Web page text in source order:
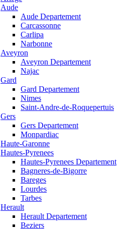
Aude
Aude Departement
Carcassonne
Carlipa
Narbonne
Aveyron
Aveyron Departement
Najac
Gard
Gard Departement
Nimes
Saint-Andre-de-Roquepertuis
Gers
Gers Departement
Monpardiac
Haute-Garonne
Hautes-Pyrenees
Hautes-Pyrenees Departement
Bagneres-de-Bigorre
Bareges
Lourdes
Tarbes
Herault
Herault Departement
Beziers